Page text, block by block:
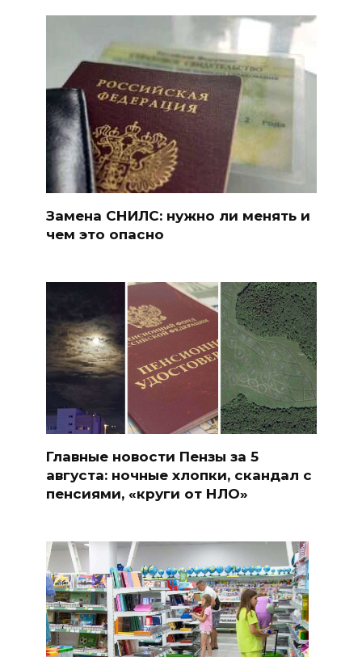
Замена СНИЛС: нужно ли менять и
чем это опасно
Главные новости Пензы за 5
августа: ночные хлопки, скандал с
пенсиями, «круги от НЛО»